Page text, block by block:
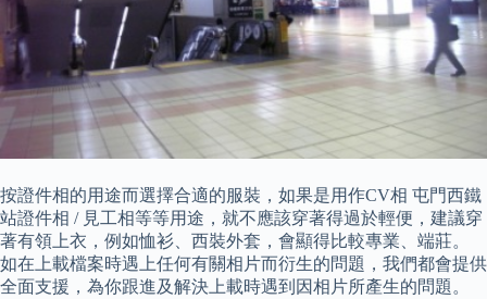
按證件相的用途而選擇合適的服裝，如果是用作CV相 屯門西鐵
站證件相 / 見工相等等用途，就不應該穿著得過於輕便，建議穿
著有領上衣，例如恤衫、西裝外套，會顯得比較專業、端莊。
如在上載檔案時遇上任何有關相片而衍生的問題，我們都會提供
全面支援，為你跟進及解決上載時遇到因相片所產生的問題。